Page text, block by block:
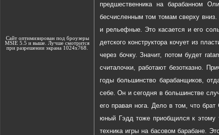
Сайт оптимизирован под броузеры
MSIE 5.5 и выше. Лучше смотрится
при разрешении экрана 1024х768.
предшественника на барабанном
бесчисленным том томам сверху
и рельефные. Это касается и его
детского конструктора кочует из
через бочку. Значит, потом будет
считалочки, работают безотказно.
годы большинство барабанщиков,
себе. Он и сегодня в большинстве
его правая нога. Дело в том, что
юный Гэдд тоже приобщился к этому
техника игры на басовом барабане.